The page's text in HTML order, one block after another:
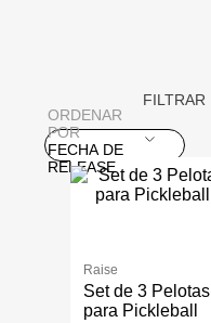
FILTRAR
ORDENAR
POR
FECHA DE
RELEASE
Raise
Set de 3 Pelotas
para Pickleball